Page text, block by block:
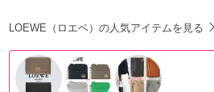
LOEWE（ロエベ）の人気アイテムを見る